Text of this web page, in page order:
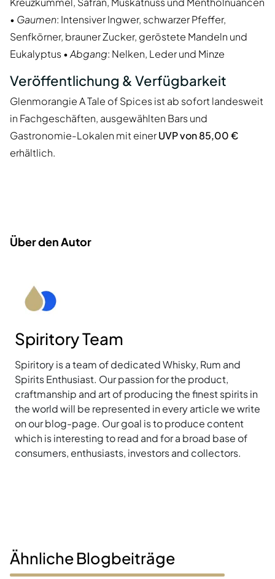
• Gaumen: Intensiver Ingwer, schwarzer Pfeffer,
Senfkörner, brauner Zucker, geröstete Mandeln und
Eukalyptus •Abgang: Nelken, Leder und Minze
Veröffentlichung & Verfügbarkeit
Glenmorangie A Tale of Spices ist ab sofort landesweit
in Fachgeschäften, ausgewählten Bars und
Gastronomie-Lokalen mit einerUVP von 85,00 €
erhältlich.
Über den Autor
Spiritory Team
Spiritory is a team of dedicated Whisky, Rum and
Spirits Enthusiast. Our passion for the product,
craftmanship and art of producing the finest spirits in
the world will be represented in every article we write
on our blog-page. Our goal is to produce content
which is interesting to read and for a broad base of
consumers, enthusiasts, investors and collectors.
Ähnliche Blogbeiträge